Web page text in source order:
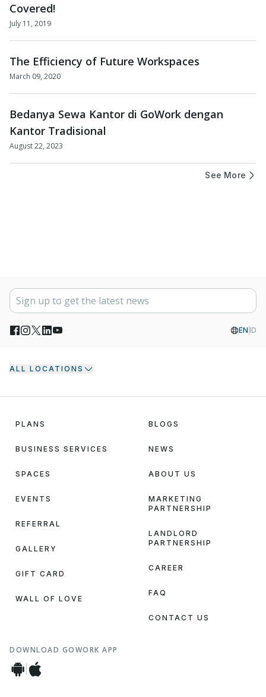
Covered!
July 11, 2019
The Efficiency of Future Workspaces
March 09, 2020
Bedanya Sewa Kantor di GoWork dengan
Kantor Tradisional
August 22, 2023
See More
EN ID
ALL LOCATIONS
PLANS
BUSINESS SERVICES
SPACES
EVENTS
REFERRAL
GALLERY
GIFT CARD
WALL OF LOVE
BLOGS
NEWS
ABOUT US
MARKETING
PARTNERSHIP
LANDLORD
PARTNERSHIP
CAREER
FAQ
CONTACT US
DOWNLOAD GOWORK APP